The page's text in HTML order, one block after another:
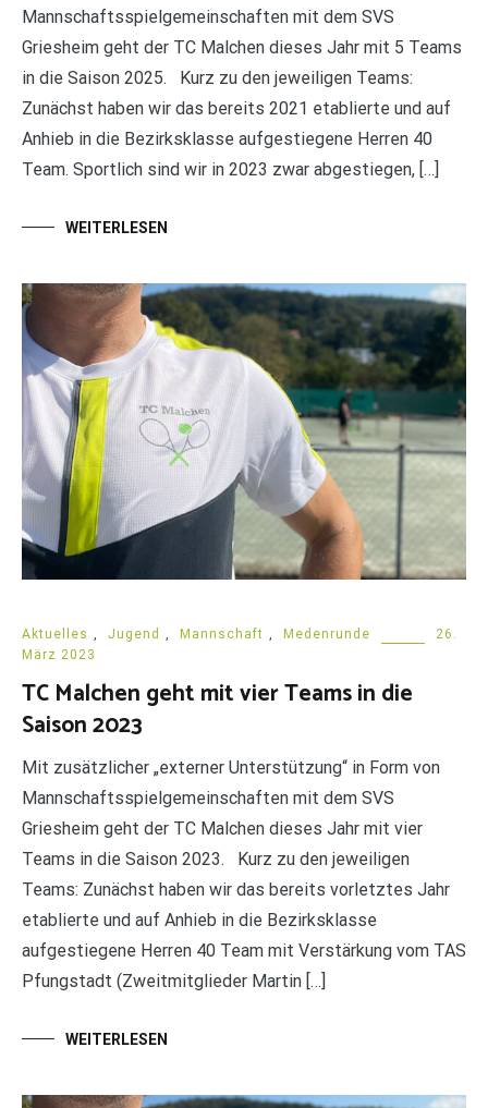
Mannschaftsspielgemeinschaften mit dem SVS
Griesheim geht der TC Malchen dieses Jahr mit 5 Teams
in die Saison 2025. Kurz zu den jeweiligen Teams:
Zunächst haben wir das bereits 2021 etablierte und auf
Anhieb in die Bezirksklasse aufgestiegene Herren 40
Team. Sportlich sind wir in 2023 zwar abgestiegen, […]
WEITERLESEN
Aktuelles , Jugend , Mannschaft , Medenrunde
26.
März 2023
TC Malchen geht mit vier Teams in die
Saison 2023
Mit zusätzlicher „externer Unterstützung“ in Form von
Mannschaftsspielgemeinschaften mit dem SVS
Griesheim geht der TC Malchen dieses Jahr mit vier
Teams in die Saison 2023. Kurz zu den jeweiligen
Teams: Zunächst haben wir das bereits vorletztes Jahr
etablierte und auf Anhieb in die Bezirksklasse
aufgestiegene Herren 40 Team mit Verstärkung vom TAS
Pfungstadt (Zweitmitglieder Martin […]
WEITERLESEN